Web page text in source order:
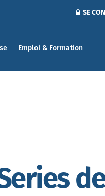
SE
Emploi & Formation